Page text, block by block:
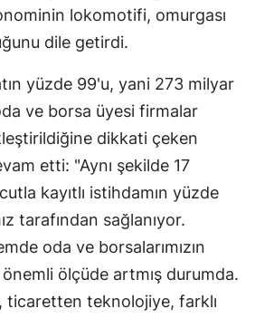
lokomotifi, omurgası
dile getirdi.
yüzde 99'u, yani 273 milyar
ve borsa üyesi firmalar
dikkati çeken
etti: "Aynı şekilde 17
kayıtlı istihdamın yüzde
tarafından sağlanıyor.
oda ve borsalarımızın
ölçüde artmış durumda.
ticaretten teknolojiye, farklı